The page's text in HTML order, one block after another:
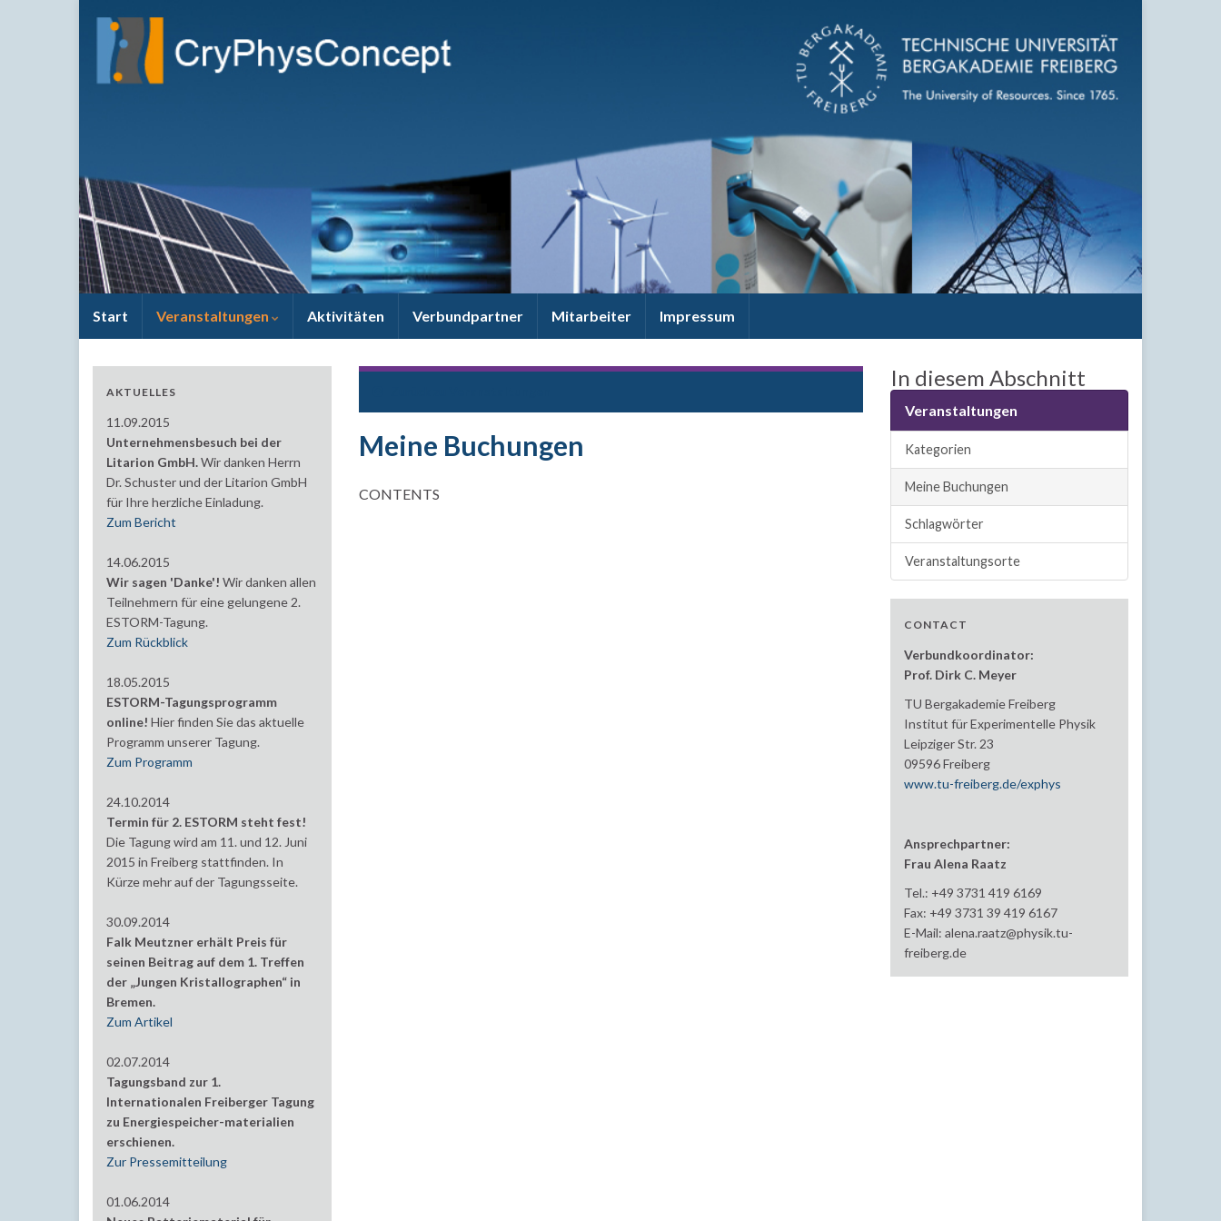
Start Veranstaltungen Aktivitäten Verbundpartner Mitarbeiter Impressum
Meine Buchungen
CONTENTS
AKTUELLES
11.09.2015
Unternehmensbesuch bei der
Litarion GmbH.Wir danken Herrn
Dr. Schuster und der Litarion GmbH
für Ihre herzliche Einladung.
Zum Bericht
14.06.2015
Wir sagen 'Danke'! Wir danken allen
Teilnehmern für eine gelungene 2.
ESTORM-Tagung.
Zum Rückblick
18.05.2015
ESTORM-Tagungsprogramm
online! Hier finden Sie das aktuelle
Programm unserer Tagung.
Zum Programm
24.10.2014
Termin für 2. ESTORM steht fest!
Die Tagung wird am 11. und 12. Juni
2015 in Freiberg stattfinden. In
Kürze mehr auf der Tagungsseite.
30.09.2014
Falk Meutzner erhält Preis für
seinen Beitrag auf dem 1. Treffen
der „Jungen Kristallographen“ in
Bremen.
Zum Artikel
02.07.2014
Tagungsband zur 1.
Internationalen Freiberger Tagung
zu Energiespeicher-materialien
erschienen.
Zur Pressemitteilung
01.06.2014
In diesem Abschnitt
Veranstaltungen
Kategorien
Meine Buchungen
Schlagwörter
Veranstaltungsorte
CONTACT
Verbundkoordinator:
Prof. Dirk C. Meyer
TU Bergakademie Freiberg
Institut für Experimentelle Physik
Leipziger Str. 23
09596 Freiberg
www.tu-freiberg.de/exphys
Ansprechpartner:
Frau Alena Raatz
Tel.: +49 3731 419 6169
Fax: +49 3731 39 419 6167
E-Mail: alena.raatz@physik.tu-
freiberg.de